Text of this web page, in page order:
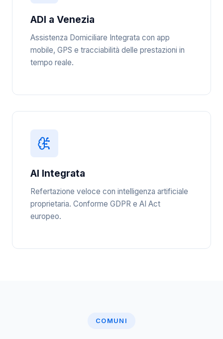
ADI a Venezia
Assistenza Domiciliare Integrata con app
mobile, GPS e tracciabilità delle prestazioni in
tempo reale.
AI Integrata
Refertazione veloce con intelligenza artificiale
proprietaria. Conforme GDPR e AI Act
europeo.
COMUNI